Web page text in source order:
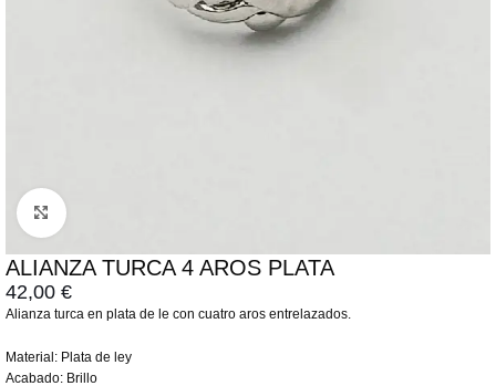
Click to enlarge
ALIANZA TURCA 4 AROS PLATA
42,00 €
Alianza turca en plata de le con cuatro aros entrelazados.
Material: Plata de ley
Acabado: Brillo